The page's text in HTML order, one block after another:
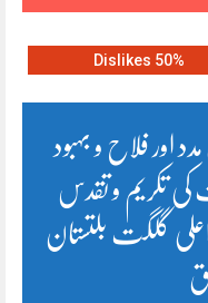
50% Dislikes
اور فلاح و بہبود
کی تکریم و تقدس
گلگت بلتستان